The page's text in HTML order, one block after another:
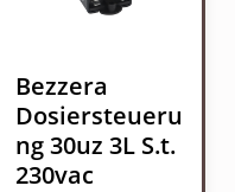
Bezzera
Dosiersteueru
ng 30uz 3L S.t.
230vac